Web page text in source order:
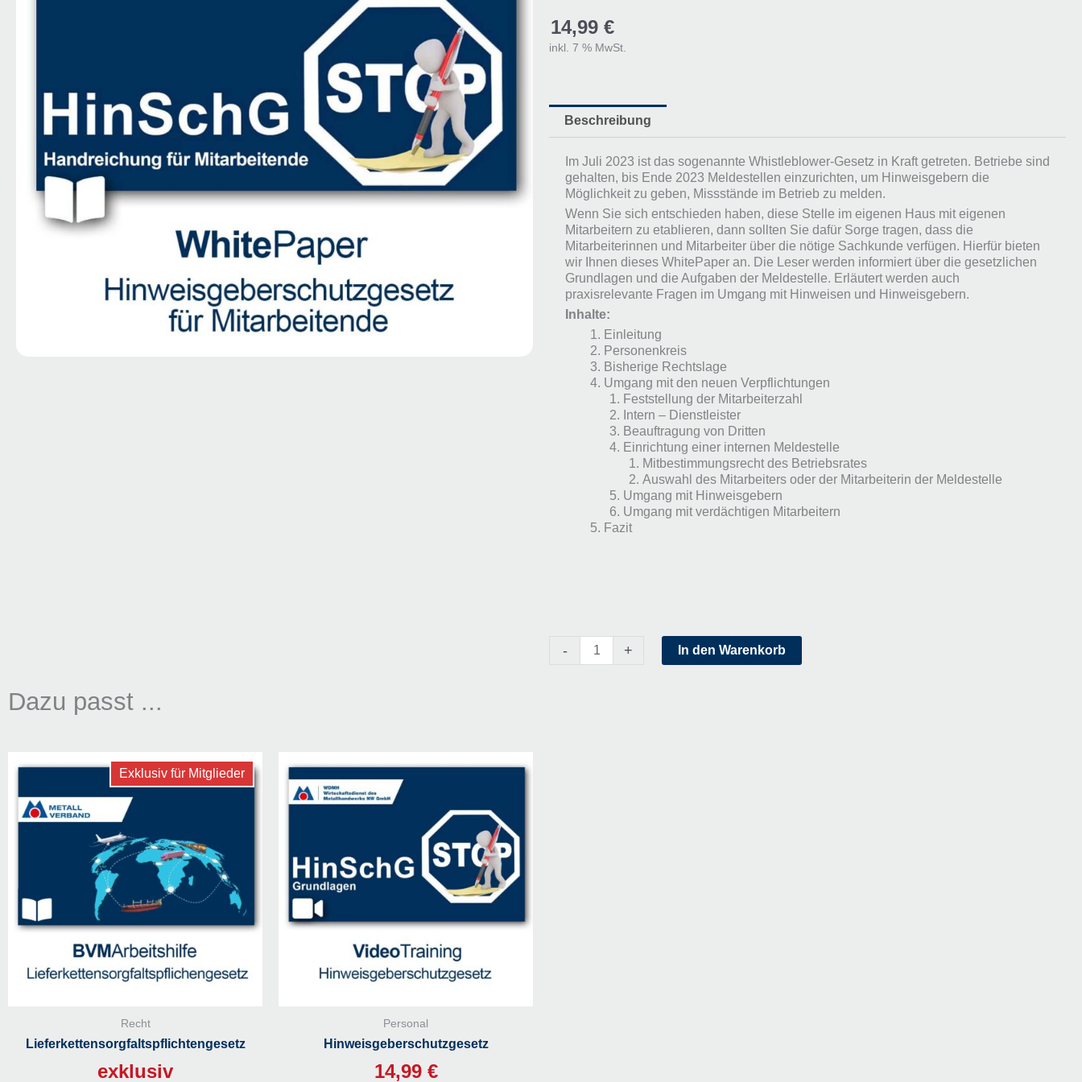
14,99 €
inkl. 7 % MwSt.
Beschreibung
Im Juli 2023 ist das sogenannte Whistleblower-Gesetz in Kraft getreten. Betriebe sind
gehalten, bis Ende 2023 Meldestellen einzurichten, um Hinweisgebern die
Möglichkeit zu geben, Missstände im Betrieb zu melden.
Wenn Sie sich entschieden haben, diese Stelle im eigenen Haus mit eigenen
Mitarbeitern zu etablieren, dann sollten Sie dafür Sorge tragen, dass die
Mitarbeiterinnen und Mitarbeiter über die nötige Sachkunde verfügen. Hierfür bieten
wir Ihnen dieses WhitePaper an. Die Leser werden informiert über die gesetzlichen
Grundlagen und die Aufgaben der Meldestelle. Erläutert werden auch
praxisrelevante Fragen im Umgang mit Hinweisen und Hinweisgebern.
Inhalte:
Einleitung
Personenkreis
Bisherige Rechtslage
Umgang mit den neuen Verpflichtungen
Feststellung der Mitarbeiterzahl
Intern – Dienstleister
Beauftragung von Dritten
Einrichtung einer internen Meldestelle
Mitbestimmungsrecht des Betriebsrates
Auswahl des Mitarbeiters oder der Mitarbeiterin der Meldestelle
Umgang mit Hinweisgebern
Umgang mit verdächtigen Mitarbeitern
Fazit
-
HinSchG
+ In den Warenkorb
Dazu passt ...
Exklusiv für Mitglieder
Recht
Liefer­ketten­sorgfalts­pflichten­gesetz
exklusiv
Personal
Hinweisgeberschutzgesetz
14,99 €